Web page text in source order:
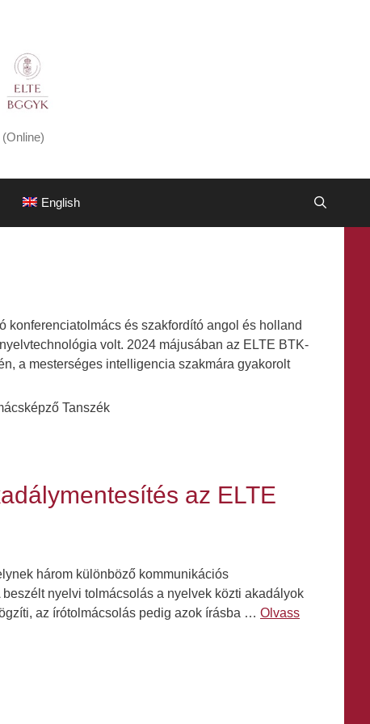
English
konferenciatolmács és szakfordító angol és holland
volt. 2024 májusában az ELTE BTK-
a mesterséges intelligencia szakmára gyakorolt
Tanszék
az ELTE
három különböző kommunikációs
nyelvi tolmácsolás a nyelvek közti akadályok
az írótolmácsolás pedig azok írásba … Olvass